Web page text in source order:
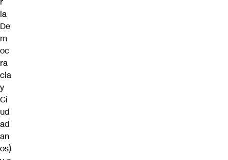
la
De
m
oc
ra
cia
y
Ci
ud
ad
an
os)